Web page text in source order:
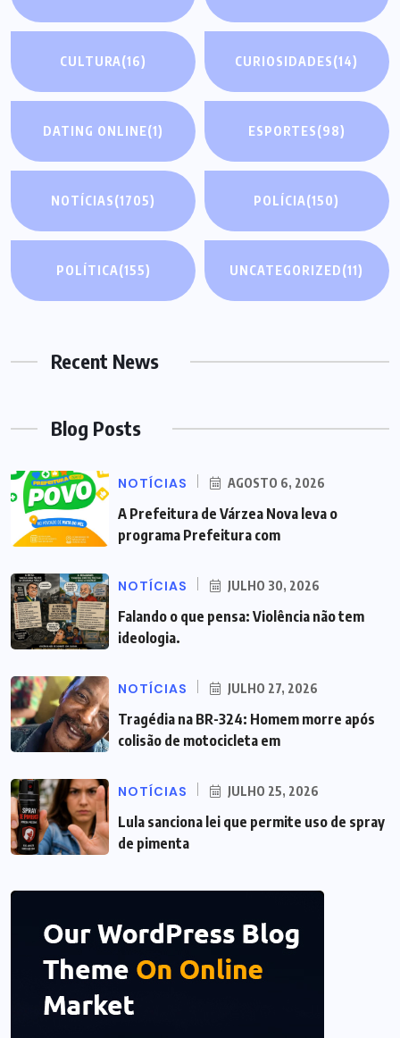
CULTURA(16) CURIOSIDADES(14)
DATING ONLINE(1) ESPORTES(98)
NOTÍCIAS(1705) POLÍCIA(150)
POLÍTICA(155) UNCATEGORIZED(11)
Recent News
Blog Posts
NOTÍCIAS AGOSTO 6, 2026
A Prefeitura de Várzea Nova leva o
programa Prefeitura com
NOTÍCIAS JULHO 30, 2026
Falando o que pensa: Violência não tem
ideologia.
NOTÍCIAS JULHO 27, 2026
Tragédia na BR-324: Homem morre após
colisão de motocicleta em
NOTÍCIAS JULHO 25, 2026
Lula sanciona lei que permite uso de spray
de pimenta